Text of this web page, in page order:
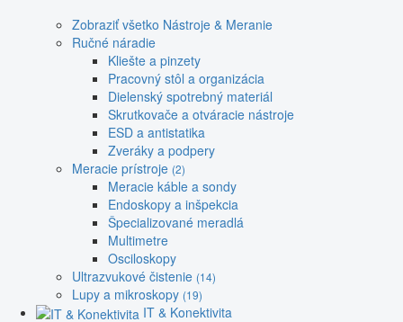
Zobraziť všetko Nástroje & Meranie
Ručné náradie
Kliešte a pinzety
Pracovný stôl a organizácia
Dielenský spotrebný materiál
Skrutkovače a otváracie nástroje
ESD a antistatika
Zveráky a podpery
Meracie prístroje (2)
Meracie káble a sondy
Endoskopy a inšpekcia
Špecializované meradlá
Multimetre
Osciloskopy
Ultrazvukové čistenie (14)
Lupy a mikroskopy (19)
IT & Konektivita